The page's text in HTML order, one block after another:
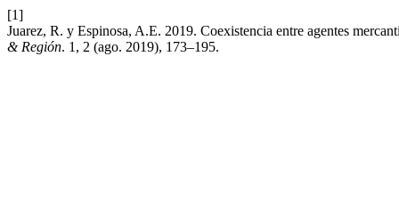
[1]
Juarez, R. y Espinosa, A.E. 2019. Coexistencia entre agentes
& Región. 1, 2 (ago. 2019), 173–195.